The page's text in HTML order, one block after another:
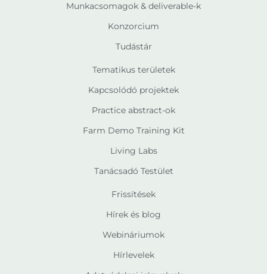
Munkacsomagok & deliverable-k
Konzorcium
Tudástár
Tematikus területek
Kapcsolódó projektek
Practice abstract-ok
Farm Demo Training Kit
Living Labs
Tanácsadó Testület
Frissítések
Hírek és blog
Webináriumok
Hírlevelek